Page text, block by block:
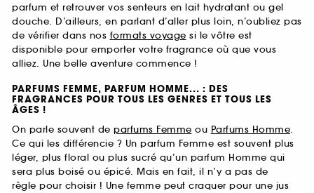
parfum et retrouver vos senteurs en lait hydratant ou gel
douche. D’ailleurs, en parlant d’aller plus loin, n’oubliez pas
de vérifier dans nos formats voyage si le vôtre est
disponible pour emporter votre fragrance où que vous
alliez. Une belle aventure commence !
PARFUMS FEMME, PARFUM HOMME... : DES
FRAGRANCES POUR TOUS LES GENRES ET TOUS LES
ÂGES !
On parle souvent de parfums Femme ou Parfums Homme.
Ce qui les différencie ? Un parfum Femme est souvent plus
léger, plus floral ou plus sucré qu’un parfum Homme qui
sera plus boisé ou épicé. Mais en fait, il n’y a pas de
règle pour choisir ! Une femme peut craquer pour une jus